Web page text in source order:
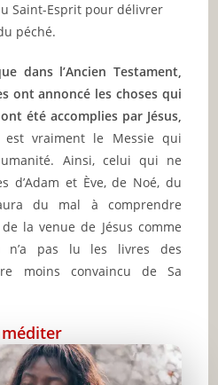
Saint-Esprit pour délivrer
péché.
dans l’Ancien Testament,
ont annoncé les choses qui
été accomplies par Jésus,
est vraiment le Messie qui
Ainsi, celui qui ne
d’Adam et Ève, de Noé, du
du mal à comprendre
la venue de Jésus comme
n’a pas lu les livres des
moins convaincu de Sa